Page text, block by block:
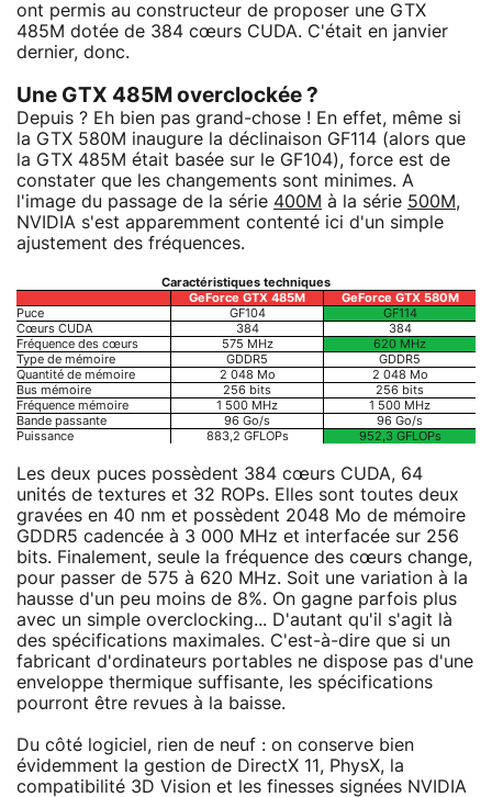
ont permis au constructeur de proposer une GTX
485M dotée de 384 cœurs CUDA. C'était en janvier
dernier, donc.
Une GTX 485M overclockée ?
Depuis ? Eh bien pas grand-chose ! En effet, même si
la GTX 580M inaugure la déclinaison GF114 (alors que
la GTX 485M était basée sur le GF104), force est de
constater que les changements sont minimes. A
l'image du passage de la série 400M à la série 500M,
NVIDIA s'est apparemment contenté ici d'un simple
ajustement des fréquences.
Caractéristiques techniques
GeForce GTX 485M
GeForce GTX 580M
Puce
GF104
GF114
Cœurs CUDA
384
384
Fréquence des cœurs
575 MHz
620 MHz
Type de mémoire
GDDR5
GDDR5
Quantité de mémoire
2 048 Mo
2 048 Mo
Bus mémoire
256 bits
256 bits
Fréquence mémoire
1 500 MHz
1 500 MHz
Bande passante
96 Go/s
96 Go/s
Puissance
883,2 GFLOPs 952,3 GFLOPs
Les deux puces possèdent 384 cœurs CUDA, 64
unités de textures et 32 ROPs. Elles sont toutes deux
gravées en 40 nm et possèdent 2048 Mo de mémoire
GDDR5 cadencée à 3 000 MHz et interfacée sur 256
bits. Finalement, seule la fréquence des cœurs change,
pour passer de 575 à 620 MHz. Soit une variation à la
hausse d'un peu moins de 8%. On gagne parfois plus
avec un simple overclocking... D'autant qu'il s'agit là
des spécifications maximales. C'est-à-dire que si un
fabricant d'ordinateurs portables ne dispose pas d'une
enveloppe thermique suffisante, les spécifications
pourront être revues à la baisse.
Du côté logiciel, rien de neuf : on conserve bien
évidemment la gestion de DirectX 11, PhysX, la
compatibilité 3D Vision et les finesses signées NVIDIA